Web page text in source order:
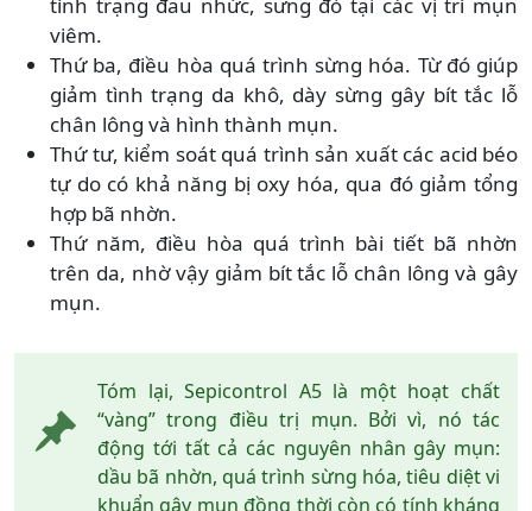
viêm.
Thứ ba, điều hòa quá trình sừng hóa. Từ đó giúp
giảm tình trạng da khô, dày sừng gây bít tắc lỗ
chân lông và hình thành mụn.
Thứ tư, kiểm soát quá trình sản xuất các acid béo
tự do có khả năng bị oxy hóa, qua đó giảm tổng
hợp bã nhờn.
Thứ năm, điều hòa quá trình bài tiết bã nhờn
trên da, nhờ vậy giảm bít tắc lỗ chân lông và gây
mụn.
Tóm lại, Sepicontrol A5 là một hoạt chất
“vàng” trong điều trị mụn. Bởi vì, nó tác
động tới tất cả các nguyên nhân gây mụn:
dầu bã nhờn, quá trình sừng hóa, tiêu diệt vi
khuẩn gây mụn đồng thời còn có tính kháng